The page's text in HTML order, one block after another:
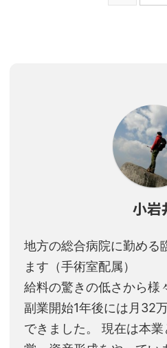
小岩
地方の総合病院に勤める
ます（手術室配属）
給料の驚きの低さから様
副業開始1年後には月32
できました。 現在は本